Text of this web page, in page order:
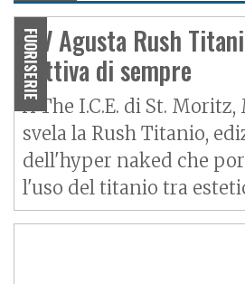
FUORISERIE
MV Agusta Rush
cattiva di sempre
A The I.C.E. di St. Moritz,
svela la Rush Titanio,
dell'hyper naked che
l'uso del titanio tra